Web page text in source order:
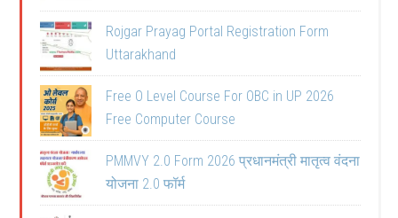
Rojgar Prayag Portal Registration Form
Uttarakhand
Free O Level Course For OBC in UP 2026
Free Computer Course
PMMVY 2.0 Form 2026 प्रधानमंत्री मातृत्व वंदना
योजना 2.0 फॉर्म